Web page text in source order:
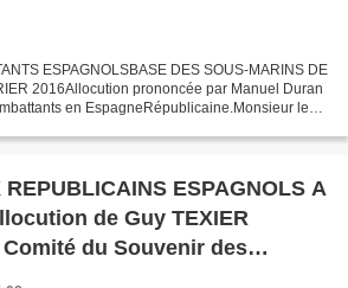
ESPAGNOLSBASE DES SOUS-MARINS DE
2016Allocution prononcée par Manuel Duran
en EspagneRépublicaine.Monsieur le
REPUBLICAINS ESPAGNOLS A
de Guy TEXIER
du Souvenir des